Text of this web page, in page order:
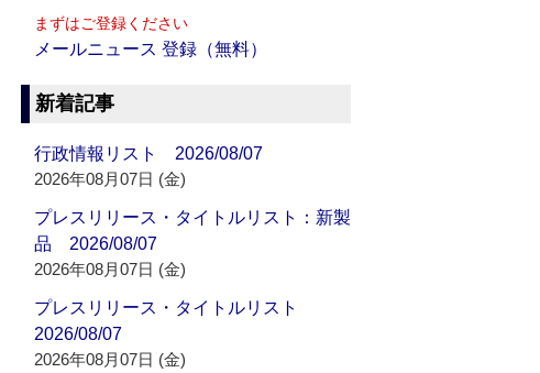
まずはご登録ください
メールニュース 登録（無料）
新着記事
行政情報リスト 2026/08/07
2026年08月07日 (金)
プレスリリース・タイトルリスト：新製
品 2026/08/07
2026年08月07日 (金)
プレスリリース・タイトルリスト
2026/08/07
2026年08月07日 (金)